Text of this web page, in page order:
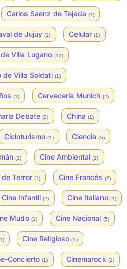
Carlos Sáenz de Tejada (1)
de Jujuy (1) Celular (1)
Villa Lugano (12)
de Villa Soldati (1)
(1) Cervecería Munich (2)
Debate (2) China (1)
Cicloturismo (1) Ciencia (5)
(1) Cine Ambiental (1)
de Terror (1) Cine Francés (2)
Cine Infantil (2) Cine Italiano (1)
Mudo (1) Cine Nacional (5)
Cine Religioso (1)
Concierto (1) Cinemarock (1)